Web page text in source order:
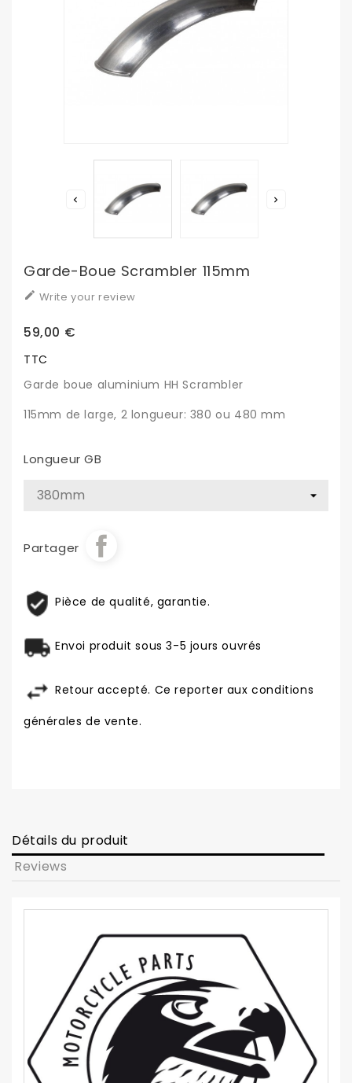
 
Garde-Boue Scrambler 115mm
 Write your review
59,00 €
TTC
Garde boue aluminium HH Scrambler
115mm de large, 2 longueur: 380 ou 480 mm
Longueur GB
Partager
Pièce de qualité, garantie.
Envoi produit sous 3-5 jours ouvrés
Retour accepté. Ce reporter aux conditions
générales de vente.
Détails du produit
Reviews